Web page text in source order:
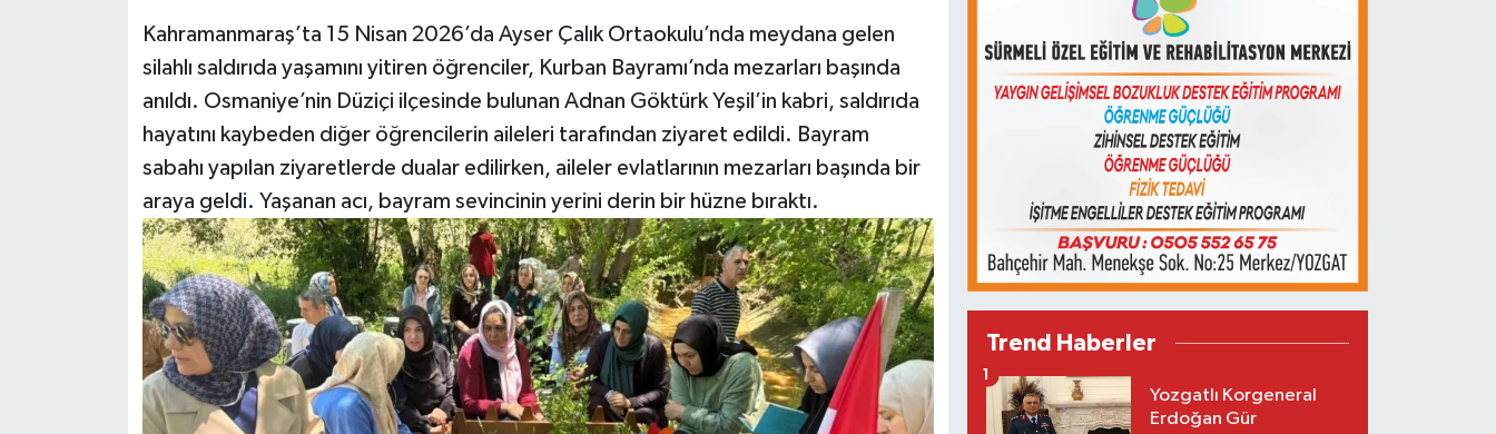
Kahramanmaraş’ta 15 Nisan 2026’da Ayser Çalık Ortaokulu’nda meydana gelen
silahlı saldırıda yaşamını yitiren öğrenciler, Kurban Bayramı’nda mezarları başında
anıldı. Osmaniye’nin Düziçi ilçesinde bulunan Adnan Göktürk Yeşil’in kabri, saldırıda
hayatını kaybeden diğer öğrencilerin aileleri tarafından ziyaret edildi. Bayram
sabahı yapılan ziyaretlerde dualar edilirken, aileler evlatlarının mezarları başında bir
araya geldi. Yaşanan acı, bayram sevincinin yerini derin bir hüzne bıraktı.
Trend Haberler
Yozgatlı Korgeneral
Erdoğan Gür
1